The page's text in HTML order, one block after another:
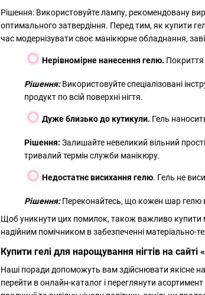
Рішення: Використовуйте лампу, рекомендовану
оптимального затвердіння. Перед тим, як купити
час модернізувати своє манікюрне обладнання,
Нерівномірне нанесення гелю. Покриття
Рішення:Використовуйте спеціалізовані
продукт по всій поверхні нігтя.
Дуже близько до кутикули. Гель
Рішення: Залишайте невеликий вільний
тривалий термін служби манікюру.
Недостатнє висихання гелю. Гель не
Рішення:Переконайтесь, що кожен шар гелю
Щоб уникнути цих помилок, також важливо купити
надійним помічником в забезпеченні матеріально-
Купити гелі для нарощування нігтів на
Наші поради допоможуть вам здійснювати якісне
перейти в онлайн-каталог і переглянути